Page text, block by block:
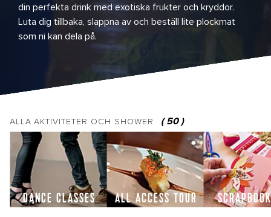
din perfekta drink med exotiska frukter och kryddor.
Luta dig tillbaka, slappna av och beställ lite plockmat
som ni kan dela på.
ALLA AKTIVITETER OCH SHOWER (50)
DANCE CLASSES ALL ACCESS TOUR